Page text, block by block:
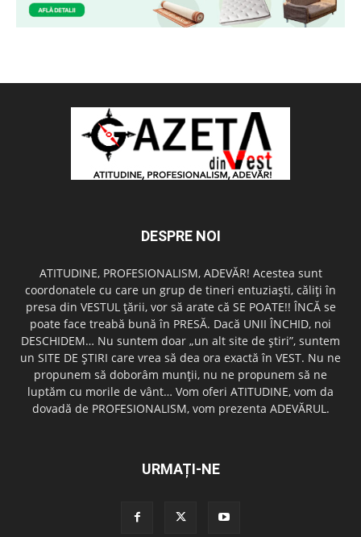
DESPRE NOI
ATITUDINE, PROFESIONALISM, ADEVĂR! Acestea sunt
coordonatele cu care un grup de tineri entuziaşti, căliţi în
presa din VESTUL ţării, vor să arate că SE POATE!! ÎNCĂ se
poate face treabă bună în PRESĂ. Dacă UNII ÎNCHID, noi
DESCHIDEM… Nu suntem doar „un alt site de ştiri”, suntem
un SITE DE ŞTIRI care vrea să dea ora exactă în VEST. Nu ne
propunem să doborâm munţii, nu ne propunem să ne
luptăm cu morile de vânt… Vom oferi ATITUDINE, vom da
dovadă de PROFESIONALISM, vom prezenta ADEVĂRUL.
URMAȚI-NE